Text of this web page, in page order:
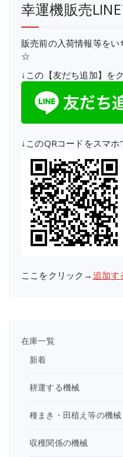
幸運機販売
販売前の入荷情報等を
☆
↓この【友だち追加】を
↓このQRコードをスマ
ここをクリック→ 追加
在庫一覧
新着
耕運する機械
種まき・田植え等の機械
収穫関係の機械